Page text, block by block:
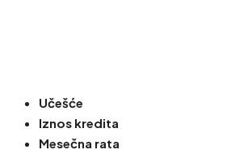
Učešće
Iznos kredita
Mesečna rata